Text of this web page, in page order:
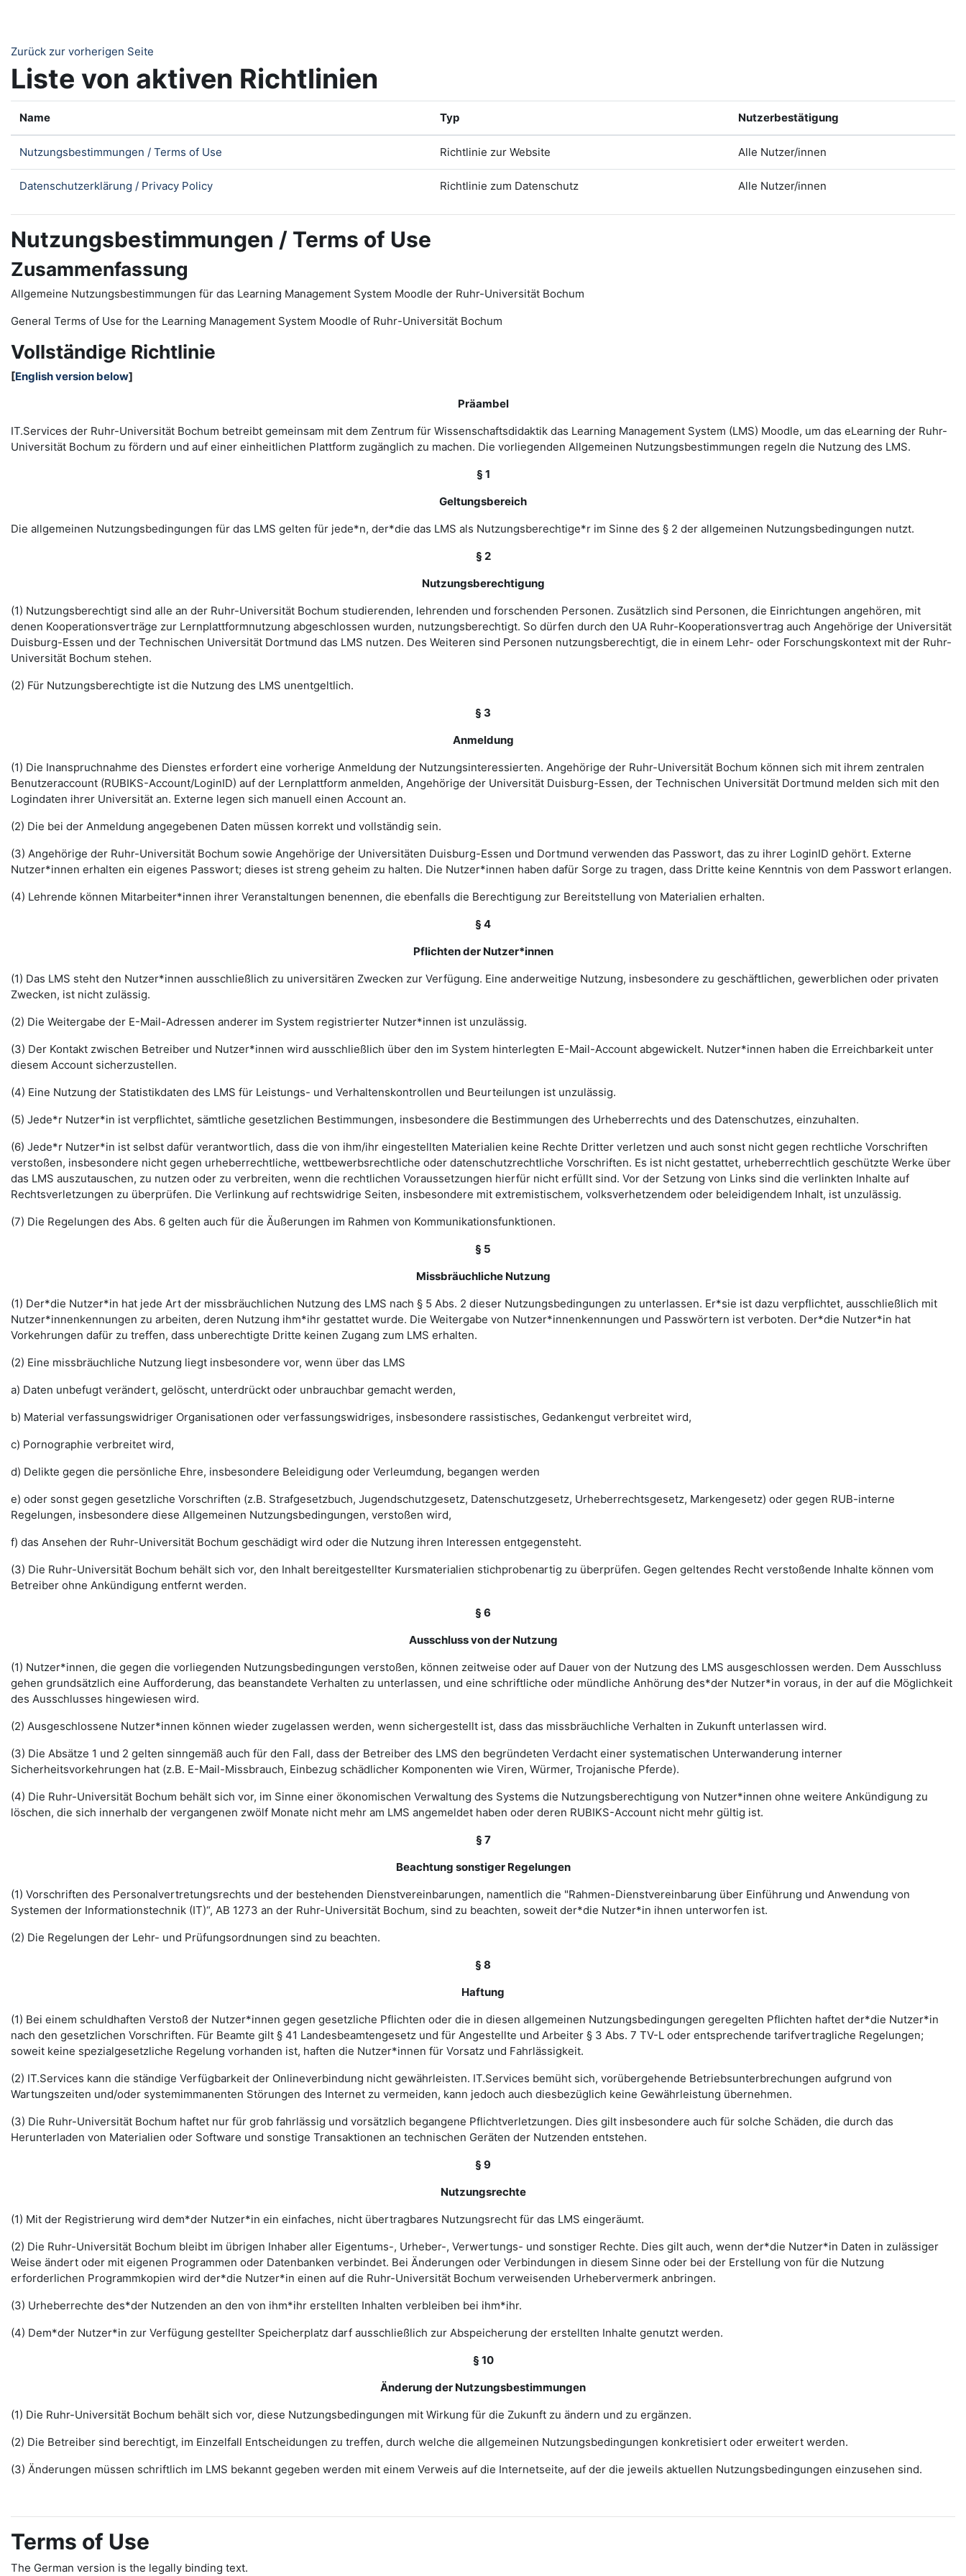
Zurück zur vorherigen Seite
Liste von aktiven Richtlinien
Name Typ Nutzerbestätigung
Nutzungsbestimmungen / Terms of Use Richtlinie zur Website Alle Nutzer/innen
Datenschutzerklärung / Privacy Policy Richtlinie zum Datenschutz Alle Nutzer/innen
Nutzungsbestimmungen / Terms of Use
Zusammenfassung
Allgemeine Nutzungsbestimmungen für das Learning Management System Moodle der Ruhr-Universität Bochum
General Terms of Use for the Learning Management System Moodle of Ruhr-Universität Bochum
Vollständige Richtlinie
[English version below]
Präambel
IT.Services der Ruhr-Universität Bochum betreibt gemeinsam mit dem Zentrum für Wissenschaftsdidaktik das Learning Management System (LMS) Moodle, um das eLearning der Ruhr-
Universität Bochum zu fördern und auf einer einheitlichen Plattform zugänglich zu machen. Die vorliegenden Allgemeinen Nutzungsbestimmungen regeln die Nutzung des LMS.
§ 1
Geltungsbereich
Die allgemeinen Nutzungsbedingungen für das LMS gelten für jede*n, der*die das LMS als Nutzungsberechtige*r im Sinne des § 2 der allgemeinen Nutzungsbedingungen nutzt.
§ 2
Nutzungsberechtigung
(1) Nutzungsberechtigt sind alle an der Ruhr-Universität Bochum studierenden, lehrenden und forschenden Personen. Zusätzlich sind Personen, die Einrichtungen angehören, mit
denen Kooperationsverträge zur Lernplattformnutzung abgeschlossen wurden, nutzungsberechtigt. So dürfen durch den UA Ruhr-Kooperationsvertrag auch Angehörige der Universität
Duisburg-Essen und der Technischen Universität Dortmund das LMS nutzen. Des Weiteren sind Personen nutzungsberechtigt, die in einem Lehr- oder Forschungskontext mit der Ruhr-
Universität Bochum stehen.
(2) Für Nutzungsberechtigte ist die Nutzung des LMS unentgeltlich.
§ 3
Anmeldung
(1) Die Inanspruchnahme des Dienstes erfordert eine vorherige Anmeldung der Nutzungsinteressierten. Angehörige der Ruhr-Universität Bochum können sich mit ihrem zentralen
Benutzeraccount (RUBIKS-Account/LoginID) auf der Lernplattform anmelden, Angehörige der Universität Duisburg-Essen, der Technischen Universität Dortmund melden sich mit den
Logindaten ihrer Universität an. Externe legen sich manuell einen Account an.
(2) Die bei der Anmeldung angegebenen Daten müssen korrekt und vollständig sein.
(3) Angehörige der Ruhr-Universität Bochum sowie Angehörige der Universitäten Duisburg-Essen und Dortmund verwenden das Passwort, das zu ihrer LoginID gehört. Externe
Nutzer*innen erhalten ein eigenes Passwort; dieses ist streng geheim zu halten. Die Nutzer*innen haben dafür Sorge zu tragen, dass Dritte keine Kenntnis von dem Passwort erlangen.
(4) Lehrende können Mitarbeiter*innen ihrer Veranstaltungen benennen, die ebenfalls die Berechtigung zur Bereitstellung von Materialien erhalten.
§ 4
Pflichten der Nutzer*innen
(1) Das LMS steht den Nutzer*innen ausschließlich zu universitären Zwecken zur Verfügung. Eine anderweitige Nutzung, insbesondere zu geschäftlichen, gewerblichen oder privaten
Zwecken, ist nicht zulässig.
(2) Die Weitergabe der E-Mail-Adressen anderer im System registrierter Nutzer*innen ist unzulässig.
(3) Der Kontakt zwischen Betreiber und Nutzer*innen wird ausschließlich über den im System hinterlegten E-Mail-Account abgewickelt. Nutzer*innen haben die Erreichbarkeit unter
diesem Account sicherzustellen.
(4) Eine Nutzung der Statistikdaten des LMS für Leistungs- und Verhaltenskontrollen und Beurteilungen ist unzulässig.
(5) Jede*r Nutzer*in ist verpflichtet, sämtliche gesetzlichen Bestimmungen, insbesondere die Bestimmungen des Urheberrechts und des Datenschutzes, einzuhalten.
(6) Jede*r Nutzer*in ist selbst dafür verantwortlich, dass die von ihm/ihr eingestellten Materialien keine Rechte Dritter verletzen und auch sonst nicht gegen rechtliche Vorschriften
verstoßen, insbesondere nicht gegen urheberrechtliche, wettbewerbsrechtliche oder datenschutzrechtliche Vorschriften. Es ist nicht gestattet, urheberrechtlich geschützte Werke über
das LMS auszutauschen, zu nutzen oder zu verbreiten, wenn die rechtlichen Voraussetzungen hierfür nicht erfüllt sind. Vor der Setzung von Links sind die verlinkten Inhalte auf
Rechtsverletzungen zu überprüfen. Die Verlinkung auf rechtswidrige Seiten, insbesondere mit extremistischem, volksverhetzendem oder beleidigendem Inhalt, ist unzulässig.
(7) Die Regelungen des Abs. 6 gelten auch für die Äußerungen im Rahmen von Kommunikationsfunktionen.
§ 5
Missbräuchliche Nutzung
(1) Der*die Nutzer*in hat jede Art der missbräuchlichen Nutzung des LMS nach § 5 Abs. 2 dieser Nutzungsbedingungen zu unterlassen. Er*sie ist dazu verpflichtet, ausschließlich mit
Nutzer*innenkennungen zu arbeiten, deren Nutzung ihm*ihr gestattet wurde. Die Weitergabe von Nutzer*innenkennungen und Passwörtern ist verboten. Der*die Nutzer*in hat
Vorkehrungen dafür zu treffen, dass unberechtigte Dritte keinen Zugang zum LMS erhalten.
(2) Eine missbräuchliche Nutzung liegt insbesondere vor, wenn über das LMS
a) Daten unbefugt verändert, gelöscht, unterdrückt oder unbrauchbar gemacht werden,
b) Material verfassungswidriger Organisationen oder verfassungswidriges, insbesondere rassistisches, Gedankengut verbreitet wird,
c) Pornographie verbreitet wird,
d) Delikte gegen die persönliche Ehre, insbesondere Beleidigung oder Verleumdung, begangen werden
e) oder sonst gegen gesetzliche Vorschriften (z.B. Strafgesetzbuch, Jugendschutzgesetz, Datenschutzgesetz, Urheberrechtsgesetz, Markengesetz) oder gegen RUB-interne
Regelungen, insbesondere diese Allgemeinen Nutzungsbedingungen, verstoßen wird,
f) das Ansehen der Ruhr-Universität Bochum geschädigt wird oder die Nutzung ihren Interessen entgegensteht.
(3) Die Ruhr-Universität Bochum behält sich vor, den Inhalt bereitgestellter Kursmaterialien stichprobenartig zu überprüfen. Gegen geltendes Recht verstoßende Inhalte können vom
Betreiber ohne Ankündigung entfernt werden.
§ 6
Ausschluss von der Nutzung
(1) Nutzer*innen, die gegen die vorliegenden Nutzungsbedingungen verstoßen, können zeitweise oder auf Dauer von der Nutzung des LMS ausgeschlossen werden. Dem Ausschluss
gehen grundsätzlich eine Aufforderung, das beanstandete Verhalten zu unterlassen, und eine schriftliche oder mündliche Anhörung des*der Nutzer*in voraus, in der auf die Möglichkeit
des Ausschlusses hingewiesen wird.
(2) Ausgeschlossene Nutzer*innen können wieder zugelassen werden, wenn sichergestellt ist, dass das missbräuchliche Verhalten in Zukunft unterlassen wird.
(3) Die Absätze 1 und 2 gelten sinngemäß auch für den Fall, dass der Betreiber des LMS den begründeten Verdacht einer systematischen Unterwanderung interner
Sicherheitsvorkehrungen hat (z.B. E-Mail-Missbrauch, Einbezug schädlicher Komponenten wie Viren, Würmer, Trojanische Pferde).
(4) Die Ruhr-Universität Bochum behält sich vor, im Sinne einer ökonomischen Verwaltung des Systems die Nutzungsberechtigung von Nutzer*innen ohne weitere Ankündigung zu
löschen, die sich innerhalb der vergangenen zwölf Monate nicht mehr am LMS angemeldet haben oder deren RUBIKS-Account nicht mehr gültig ist.
§ 7
Beachtung sonstiger Regelungen
(1) Vorschriften des Personalvertretungsrechts und der bestehenden Dienstvereinbarungen, namentlich die "Rahmen-Dienstvereinbarung über Einführung und Anwendung von
Systemen der Informationstechnik (IT)“, AB 1273 an der Ruhr-Universität Bochum, sind zu beachten, soweit der*die Nutzer*in ihnen unterworfen ist.
(2) Die Regelungen der Lehr- und Prüfungsordnungen sind zu beachten.
§ 8
Haftung
(1) Bei einem schuldhaften Verstoß der Nutzer*innen gegen gesetzliche Pflichten oder die in diesen allgemeinen Nutzungsbedingungen geregelten Pflichten haftet der*die Nutzer*in
nach den gesetzlichen Vorschriften. Für Beamte gilt § 41 Landesbeamtengesetz und für Angestellte und Arbeiter § 3 Abs. 7 TV-L oder entsprechende tarifvertragliche Regelungen;
soweit keine spezialgesetzliche Regelung vorhanden ist, haften die Nutzer*innen für Vorsatz und Fahrlässigkeit.
(2) IT.Services kann die ständige Verfügbarkeit der Onlineverbindung nicht gewährleisten. IT.Services bemüht sich, vorübergehende Betriebsunterbrechungen aufgrund von
Wartungszeiten und/oder systemimmanenten Störungen des Internet zu vermeiden, kann jedoch auch diesbezüglich keine Gewährleistung übernehmen.
(3) Die Ruhr-Universität Bochum haftet nur für grob fahrlässig und vorsätzlich begangene Pflichtverletzungen. Dies gilt insbesondere auch für solche Schäden, die durch das
Herunterladen von Materialien oder Software und sonstige Transaktionen an technischen Geräten der Nutzenden entstehen.
§ 9
Nutzungsrechte
(1) Mit der Registrierung wird dem*der Nutzer*in ein einfaches, nicht übertragbares Nutzungsrecht für das LMS eingeräumt.
(2) Die Ruhr-Universität Bochum bleibt im übrigen Inhaber aller Eigentums-, Urheber-, Verwertungs- und sonstiger Rechte. Dies gilt auch, wenn der*die Nutzer*in Daten in zulässiger
Weise ändert oder mit eigenen Programmen oder Datenbanken verbindet. Bei Änderungen oder Verbindungen in diesem Sinne oder bei der Erstellung von für die Nutzung
erforderlichen Programmkopien wird der*die Nutzer*in einen auf die Ruhr-Universität Bochum verweisenden Urhebervermerk anbringen.
(3) Urheberrechte des*der Nutzenden an den von ihm*ihr erstellten Inhalten verbleiben bei ihm*ihr.
(4) Dem*der Nutzer*in zur Verfügung gestellter Speicherplatz darf ausschließlich zur Abspeicherung der erstellten Inhalte genutzt werden.
§ 10
Änderung der Nutzungsbestimmungen
(1) Die Ruhr-Universität Bochum behält sich vor, diese Nutzungsbedingungen mit Wirkung für die Zukunft zu ändern und zu ergänzen.
(2) Die Betreiber sind berechtigt, im Einzelfall Entscheidungen zu treffen, durch welche die allgemeinen Nutzungsbedingungen konkretisiert oder erweitert werden.
(3) Änderungen müssen schriftlich im LMS bekannt gegeben werden mit einem Verweis auf die Internetseite, auf der die jeweils aktuellen Nutzungsbedingungen einzusehen sind.
Terms of Use
The German version is the legally binding text.